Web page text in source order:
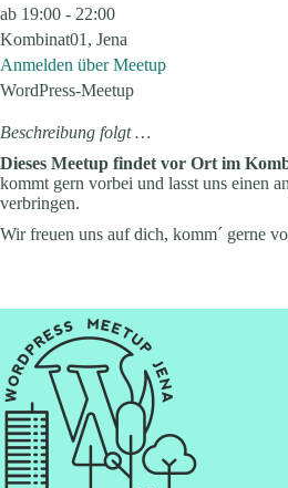
ab 19:00 - 22:00
Kombinat01, Jena
Anmelden über Meetup
WordPress-Meetup
Beschreibung folgt …
Dieses Meetup findet vor Ort im
kommt gern vorbei und lasst uns einen
verbringen.
Wir freuen uns auf dich, komm´ gerne